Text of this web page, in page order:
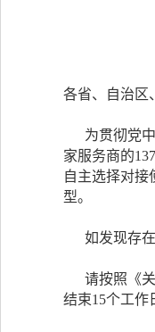
各省、自治区
为贯彻党中
家服务商的
自主选择对接
型。
如发现存在
请按照《关
结束15个工作